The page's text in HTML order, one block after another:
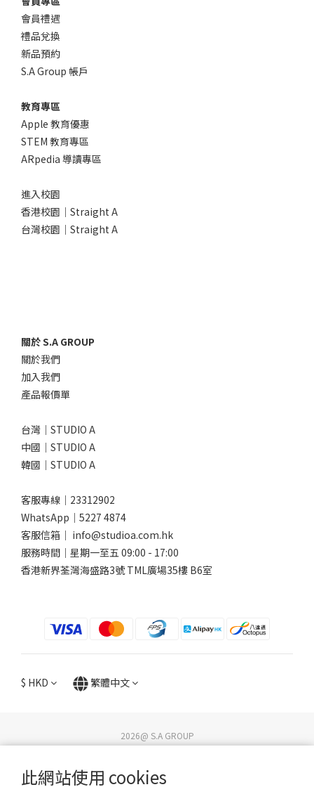
此網站使用 cookies
會員禮遇
禮品兌換
新品預約
S.A Group 帳戶
教育專區
Apple 教育優惠
STEM 教育專區
ARpedia 導讀專區
進入校園
香港校園｜Straight A
台灣校園｜Straight A
關於 S.A GROUP
關於我們
加入我們
產品報價單
台灣｜STUDIO A
中國｜STUDIO A
韓國｜STUDIO A
客服專線｜23312902
WhatsApp｜ 5227 4874
客服信箱｜ info@studioa.com.hk
服務時間｜星期一至五 09:00 - 17:00
香港新界荃灣海盛路3號 TML廣場35樓 B6室
$ HKD 繁體中文
2026@ S.A GROUP
隱私權政策｜ 退換貨政策 送貨政策